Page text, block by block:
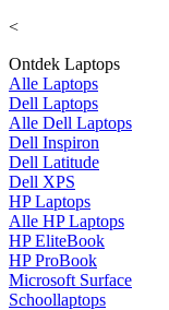
<
Ontdek Laptops
Alle Laptops
Dell Laptops
Alle Dell Laptops
Dell Inspiron
Dell Latitude
Dell XPS
HP Laptops
Alle HP Laptops
HP EliteBook
HP ProBook
Microsoft Surface
Schoollaptops